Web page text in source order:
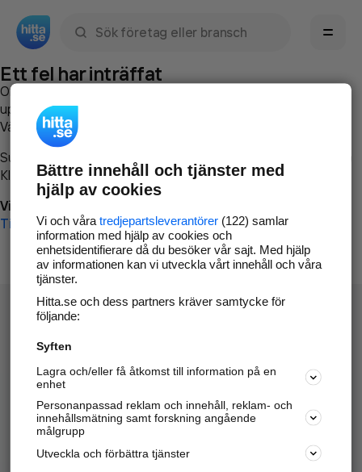
Ett fel har inträffat
Om du vill kan du
uppstod så att vi lättare och snabbare kan avhjälpa det.
Vänligen försök med följande:
Surfa till
Klicka påTillbaka-knappen i webbläsaren och försök igen
Vi beklagar besväret!
Till startsidan
Hitta.se - Gratis nummerupplysning.
Sök företag, personer och platser.
Hitta telefonnummer, adresser, företagsinfo mm.
Marknadsför företaget
Bättre innehåll och tjänster med
hjälp av cookies
Vi och våra tredjepartsleverantörer(122) samlar
information med hjälp av cookies och
enhetsidentifierare då du besöker vår sajt. Med hjälp
av informationen kan vi utveckla vårt innehåll och våra
tjänster.
Hitta.se och dess partners kräver samtycke för
följande:
Syften
Lagra och/eller få åtkomst till information på en
enhet
Personanpassad reklam och innehåll, reklam- och
innehållsmätning samt forskning angående
målgrupp
Utveckla och förbättra tjänster